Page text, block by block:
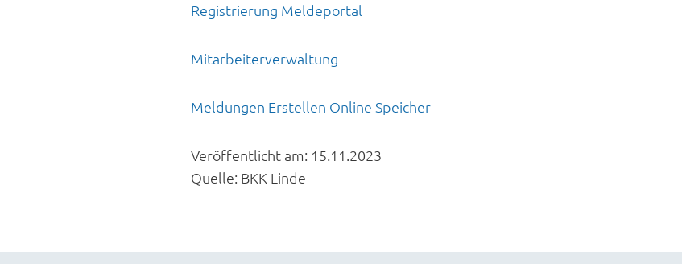
Registrierung Meldeportal
Mitarbeiterverwaltung
Meldungen Erstellen Online Speicher
Veröffentlicht am: 15.11.2023
Quelle: BKK Linde